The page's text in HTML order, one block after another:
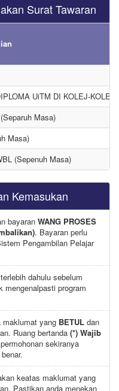
Surat Tawaran
UiTM DI KOLEJ-
Masa)
Masa)
(Sepenuh Masa)
Kemasukan
bayaran WANG PROSES
. Bayaran perlu
Pengambilan Pelajar
terlebih dahulu sebelum
mengenalpasti program
yang BETUL dan
Ruang bertanda (*) Wajib
sekiranya
keatas maklumat yang
Pastikan anda menekan